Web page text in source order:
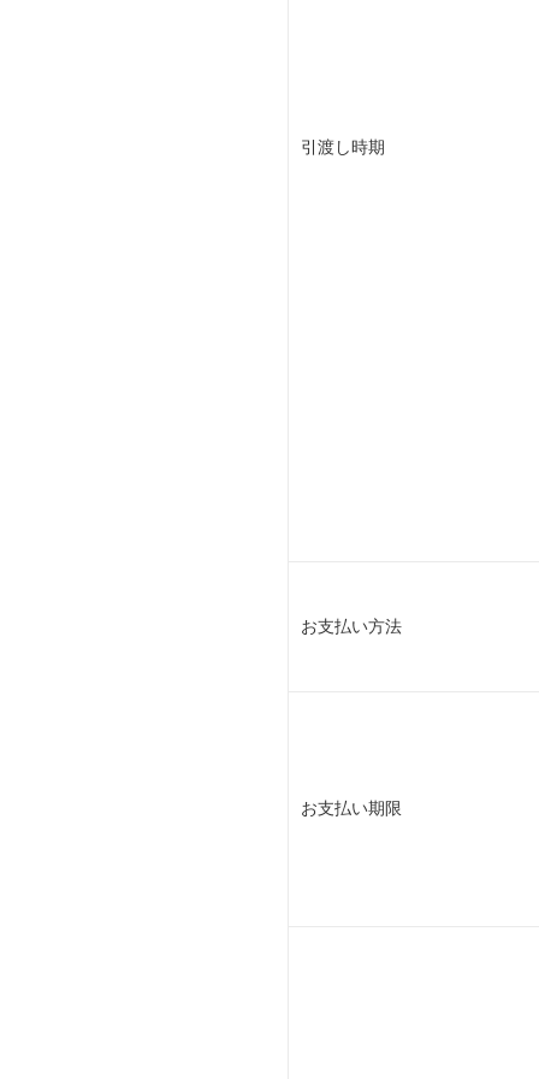
引渡し時期
お支払い方法
お支払い期限